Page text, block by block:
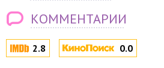
2.8 0.0
КОММЕНТАРИИ